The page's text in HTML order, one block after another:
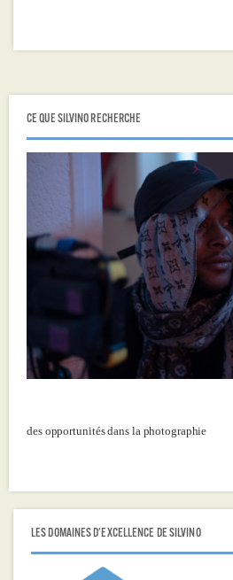
CE QUE SILVINO RECHERCHE
des opportunités dans la photographie
LES DOMAINES D'EXCELLENCE DE SILVINO